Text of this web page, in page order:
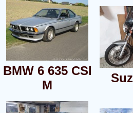
BMW 6 635 CSI
M